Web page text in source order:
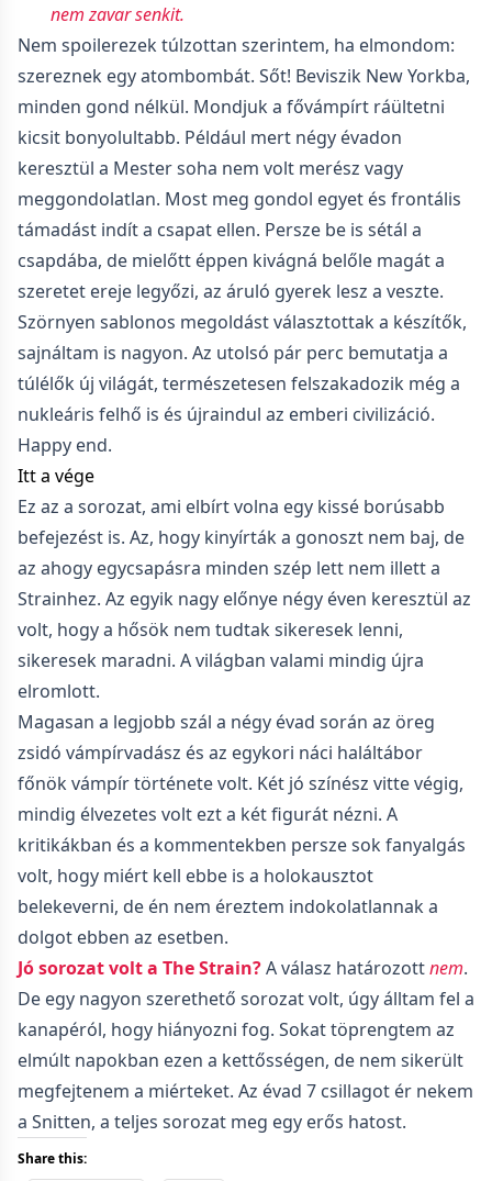
nem zavar senkit.
Nem spoilerezek túlzottan szerintem, ha elmondom:
szereznek egy atombombát. Sőt! Beviszik New Yorkba,
minden gond nélkül. Mondjuk a fővámpírt ráültetni
kicsit bonyolultabb. Például mert négy évadon
keresztül a Mester soha nem volt merész vagy
meggondolatlan. Most meg gondol egyet és frontális
támadást indít a csapat ellen. Persze be is sétál a
csapdába, de mielőtt éppen kivágná belőle magát a
szeretet ereje legyőzi, az áruló gyerek lesz a veszte.
Szörnyen sablonos megoldást választottak a készítők,
sajnáltam is nagyon. Az utolsó pár perc bemutatja a
túlélők új világát, természetesen felszakadozik még a
nukleáris felhő is és újraindul az emberi civilizáció.
Happy end.
Itt a vége
Ez az a sorozat, ami elbírt volna egy kissé borúsabb
befejezést is. Az, hogy kinyírták a gonoszt nem baj, de
az ahogy egycsapásra minden szép lett nem illett a
Strainhez. Az egyik nagy előnye négy éven keresztül az
volt, hogy a hősök nem tudtak sikeresek lenni,
sikeresek maradni. A világban valami mindig újra
elromlott.
Magasan a legjobb szál a négy évad során az öreg
zsidó vámpírvadász és az egykori náci haláltábor
főnök vámpír története volt. Két jó színész vitte végig,
mindig élvezetes volt ezt a két figurát nézni. A
kritikákban és a kommentekben persze sok fanyalgás
volt, hogy miért kell ebbe is a holokausztot
belekeverni, de én nem éreztem indokolatlannak a
dolgot ebben az esetben.
Jó sorozat volt a The Strain?A válasz határozottnem.
De egy nagyon szerethető sorozat volt, úgy álltam fel a
kanapéról, hogy hiányozni fog. Sokat töprengtem az
elmúlt napokban ezen a kettősségen, de nem sikerült
megfejtenem a miérteket. Az évad 7 csillagot ér nekem
a Snitten, a teljes sorozat meg egy erős hatost.
Share this: